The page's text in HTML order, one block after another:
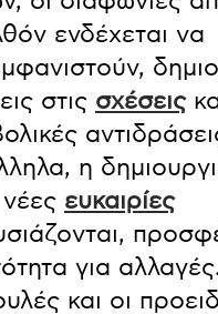
ενδέχεται να
στις σχέσεις
η
νέες ευκαιρίες
για
και οι